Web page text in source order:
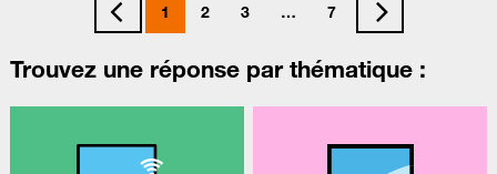
1 2 3 … 7
Trouvez une réponse par thématique :